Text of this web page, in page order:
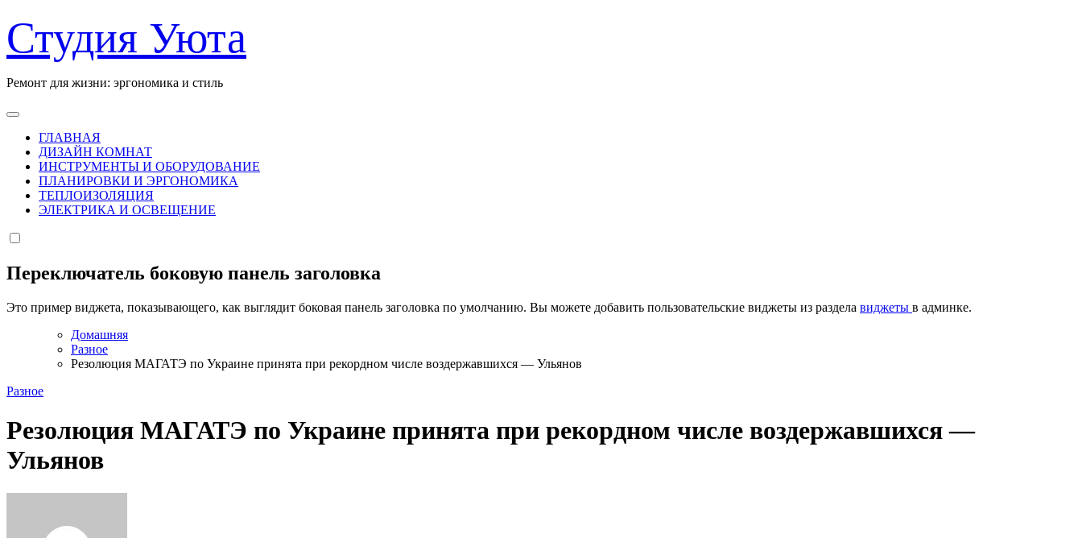
к
содержанию
Студия Уюта
Ремонт для жизни: эргономика и стиль
ГЛАВНАЯ
ДИЗАЙН КОМНАТ
ИНСТРУМЕНТЫ И ОБОРУДОВАНИЕ
ПЛАНИРОВКИ И ЭРГОНОМИКА
ТЕПЛОИЗОЛЯЦИЯ
ЭЛЕКТРИКА И ОСВЕЩЕНИЕ
Переключатель боковую панель заголовка
Это пример виджета, показывающего, как выглядит боковая панель заголовка по умолчанию. Вы можете добавить пользовательские виджеты из раздела виджеты в админке.
Домашняя
Разное
Резолюция МАГАТЭ по Украине принята при рекордном числе воздержавшихся — Ульянов
Разное
Резолюция МАГАТЭ по Украине принята при рекордном числе воздержавшихся —
Ульянов